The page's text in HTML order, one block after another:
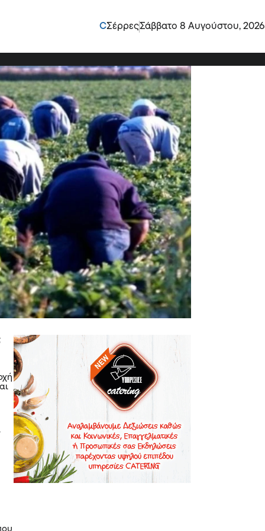
CΣέρρεςΣάββατο 8 Αυγούστου, 2026
δουλειά, για πρώτη